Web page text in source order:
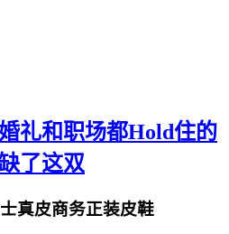
礼和职场都Hold住的
了这双
真皮商务正装皮鞋